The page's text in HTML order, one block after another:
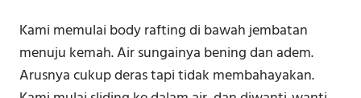
Kami memulai body rafting di bawah jembatan
menuju kemah. Air sungainya bening dan adem.
Arusnya cukup deras tapi tidak membahayakan.